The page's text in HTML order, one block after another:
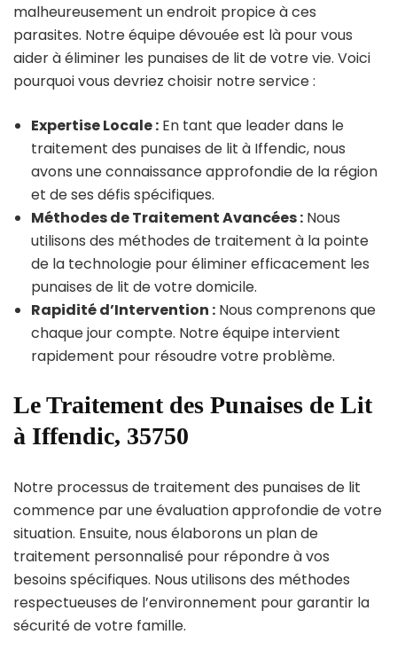
malheureusement un endroit propice à ces
parasites. Notre équipe dévouée est là pour vous
aider à éliminer les punaises de lit de votre vie. Voici
pourquoi vous devriez choisir notre service :
Expertise Locale : En tant que leader dans le
traitement des punaises de lit à Iffendic, nous
avons une connaissance approfondie de la région
et de ses défis spécifiques.
Méthodes de Traitement Avancées : Nous
utilisons des méthodes de traitement à la pointe
de la technologie pour éliminer efficacement les
punaises de lit de votre domicile.
Rapidité d’Intervention : Nous comprenons que
chaque jour compte. Notre équipe intervient
rapidement pour résoudre votre problème.
Le Traitement des Punaises de Lit
à Iffendic, 35750
Notre processus de traitement des punaises de lit
commence par une évaluation approfondie de votre
situation. Ensuite, nous élaborons un plan de
traitement personnalisé pour répondre à vos
besoins spécifiques. Nous utilisons des méthodes
respectueuses de l’environnement pour garantir la
sécurité de votre famille.